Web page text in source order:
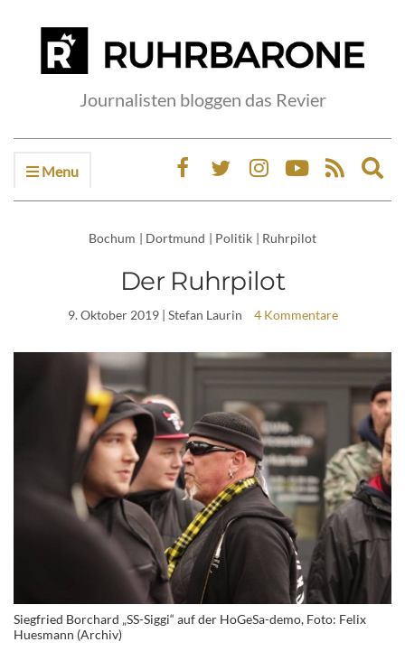
Journalisten bloggen das Revier
Menu
Bochum | Dortmund | Politik | Ruhrpilot
Der Ruhrpilot
9. Oktober 2019| Stefan Laurin 4 Kommentare
Siegfried Borchard „SS-Siggi“ auf der HoGeSa-demo, Foto: Felix
Huesmann (Archiv)